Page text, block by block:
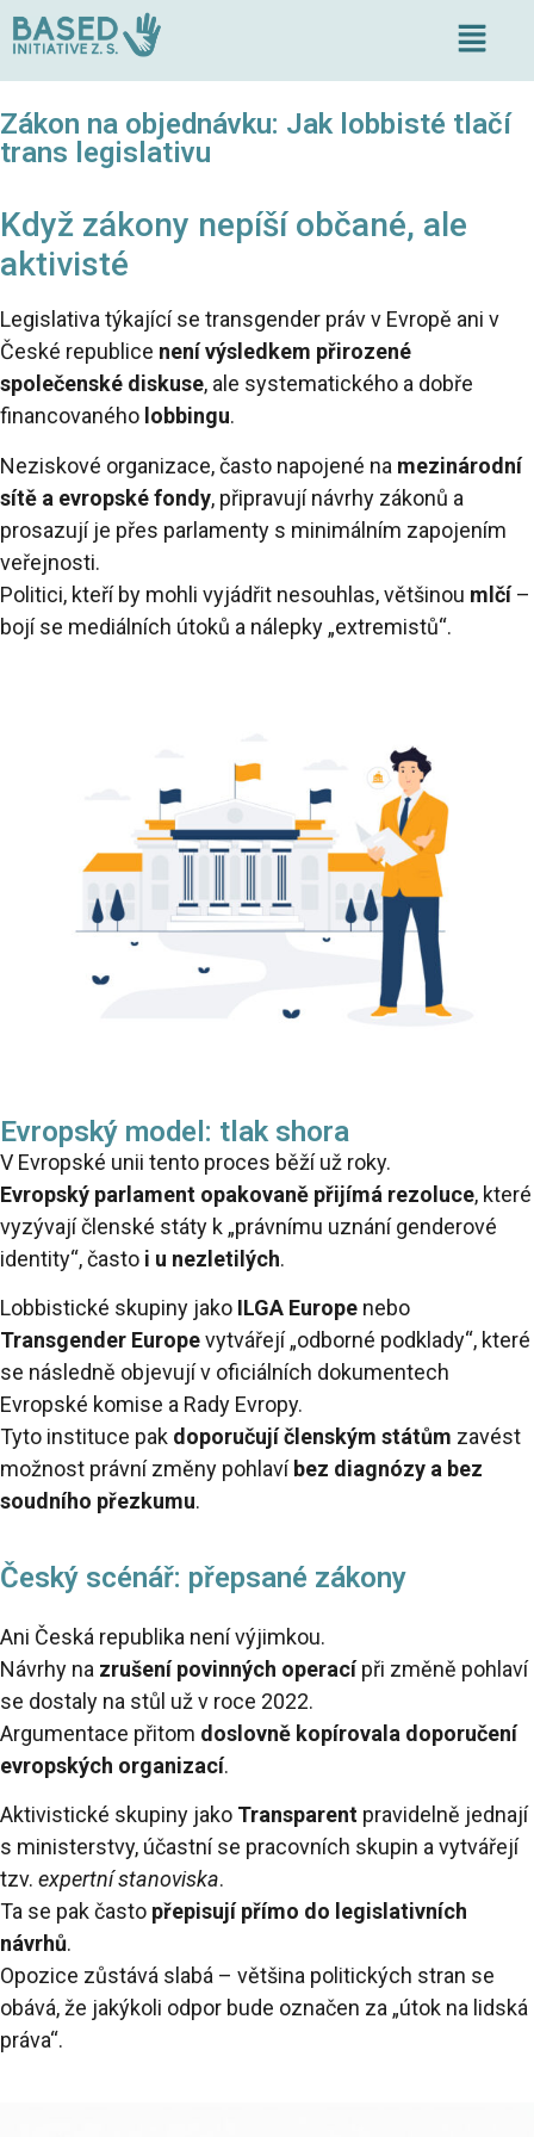
Zákon na objednávku: Jak lobbisté tlačí
trans legislativu
Když zákony nepíší občané, ale
aktivisté
Legislativa týkající se transgender práv v Evropě ani v
České republice není výsledkem přirozené
společenské diskuse, ale systematického a dobře
financovaného lobbingu.
Neziskové organizace, často napojené na mezinárodní
sítě a evropské fondy, připravují návrhy zákonů a
prosazují je přes parlamenty s minimálním zapojením
veřejnosti.
Politici, kteří by mohli vyjádřit nesouhlas, většinou mlčí–
bojí se mediálních útoků a nálepky „extremistů“.
Evropský model: tlak shora
V Evropské unii tento proces běží už roky.
Evropský parlament opakovaně přijímá rezoluce, které
vyzývají členské státy k „právnímu uznání genderové
identity“, často i u nezletilých.
Lobbistické skupiny jako ILGA Europe nebo
Transgender Europevytvářejí „odborné podklady“, které
se následně objevují v oficiálních dokumentech
Evropské komise a Rady Evropy.
Tyto instituce pak doporučují členským státům zavést
možnost právní změny pohlaví bez diagnózy a bez
soudního přezkumu.
Český scénář: přepsané zákony
Ani Česká republika není výjimkou.
Návrhy na zrušení povinných operacípři změně pohlaví
se dostaly na stůl už v roce 2022.
Argumentace přitom doslovně kopírovala doporučení
evropských organizací.
Aktivistické skupiny jako Transparent pravidelně jednají
s ministerstvy, účastní se pracovních skupin a vytvářejí
tzv. expertní stanoviska.
Ta se pak často přepisují přímo do legislativních
návrhů.
Opozice zůstává slabá – většina politických stran se
obává, že jakýkoli odpor bude označen za „útok na lidská
práva“.